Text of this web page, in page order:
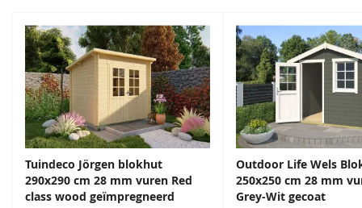
Gespiegeld op
te bouwen
Nee
Cilinderslot Inclusief
Hang en
sluitwerk
Inclusief
Daktype Zadeldak
Daktype Zadeldak
Wanden van 28 mm blank vurenhout, onbehandeld
Zadeldak met 18 mm planken met veer en groef
Enkele deur en raam van 45 mm gelamineerd hout met
dubbelglas
Naar wens af te werken met verf of beits
Inclusief beslag en bevestigingsmaterialen
5 jaar garantie op constructiefouten
Tuindeco Jörgen blokhut
290x290 cm 28 mm vuren Red
class wood geïmpregneerd
Outdoor Life Wels
250x250 cm 28 mm
Grey-Wit gecoat